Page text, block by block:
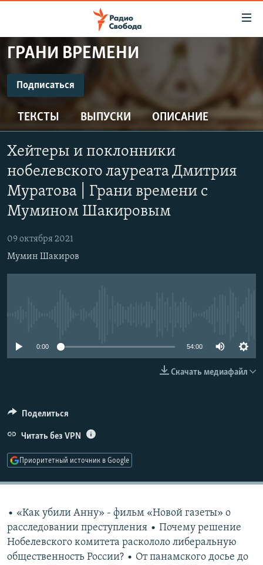
упрощенного
Вернуться
основному
содержанию
Вернутся
главной
навигации
Вернутся
поиску
ПРОГРАММЫ
ПОДКАСТЫ
МНЕНИЯ
КУЛЬТУРА
IDEL.РЕАЛИИ
КАВКАЗ.РЕАЛИИ
СЕВЕР.РЕАЛИИ
СИБИРЬ.РЕАЛИИ
РАСПИСАНИЕ ВЕЩАНИЯ
ГРАНИ ВРЕМЕНИ
Подписаться
ПОДПИСАТЬСЯ
CastBox
Подписаться
ТЕКСТЫ ВЫПУСКИ ОПИСАНИЕ
Хейтеры и поклонники
нобелевского лауреата Дмитрия
Муратова | Грани времени с
Мумином Шакировым
09 октября 2021
Мумин Шакиров
0:00 54:00
Скачать медиафайл
Поделиться
Читать без VPN
Приоритетный источник в Google
• «Как убили Анну» - фильм «Новой газеты» о
расследовании преступления • Почему решение
Нобелевского комитета раскололо либеральную
общественность России? • От панамского досье до